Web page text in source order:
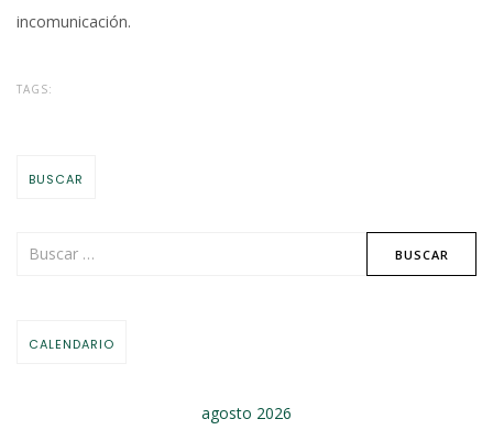
incomunicación.
TAGS:
BUSCAR
CALENDARIO
agosto 2026